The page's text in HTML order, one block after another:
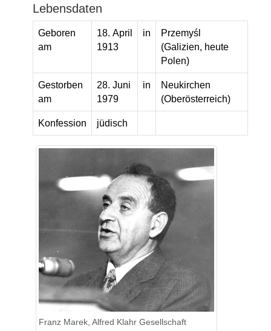
Lebensdaten
Geboren
am
18. April
1913
in
Przemyśl
(Galizien, heute
Polen)
Gestorben
am
28. Juni
1979
in
Neukirchen
(Oberösterreich)
Konfession jüdisch
Franz Marek, Alfred Klahr Gesellschaft